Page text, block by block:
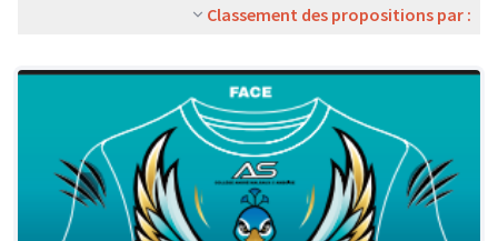
Classement des propositions par :